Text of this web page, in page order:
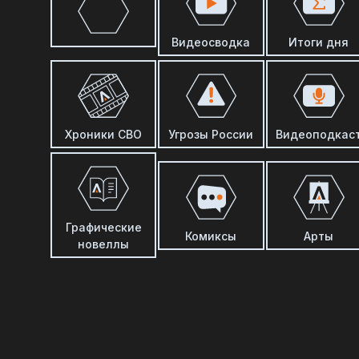
Видеосводка Итоги дня
Хроники СВО Угрозы России
Графические
новеллы
Комиксы Арты